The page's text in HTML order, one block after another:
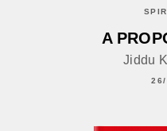
A
Jiddu
26/